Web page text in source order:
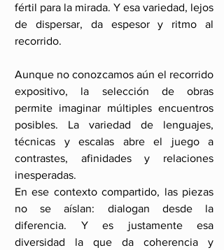
fértil para la mirada. Y esa variedad, lejos
de dispersar, da espesor y ritmo al
recorrido.
Aunque no conozcamos aún el recorrido
expositivo, la selección de obras
permite imaginar múltiples encuentros
posibles. La variedad de lenguajes,
técnicas y escalas abre el juego a
contrastes, afinidades y relaciones
inesperadas.
En ese contexto compartido, las piezas
no se aíslan: dialogan desde la
diferencia. Y es justamente esa
diversidad la que da coherencia y